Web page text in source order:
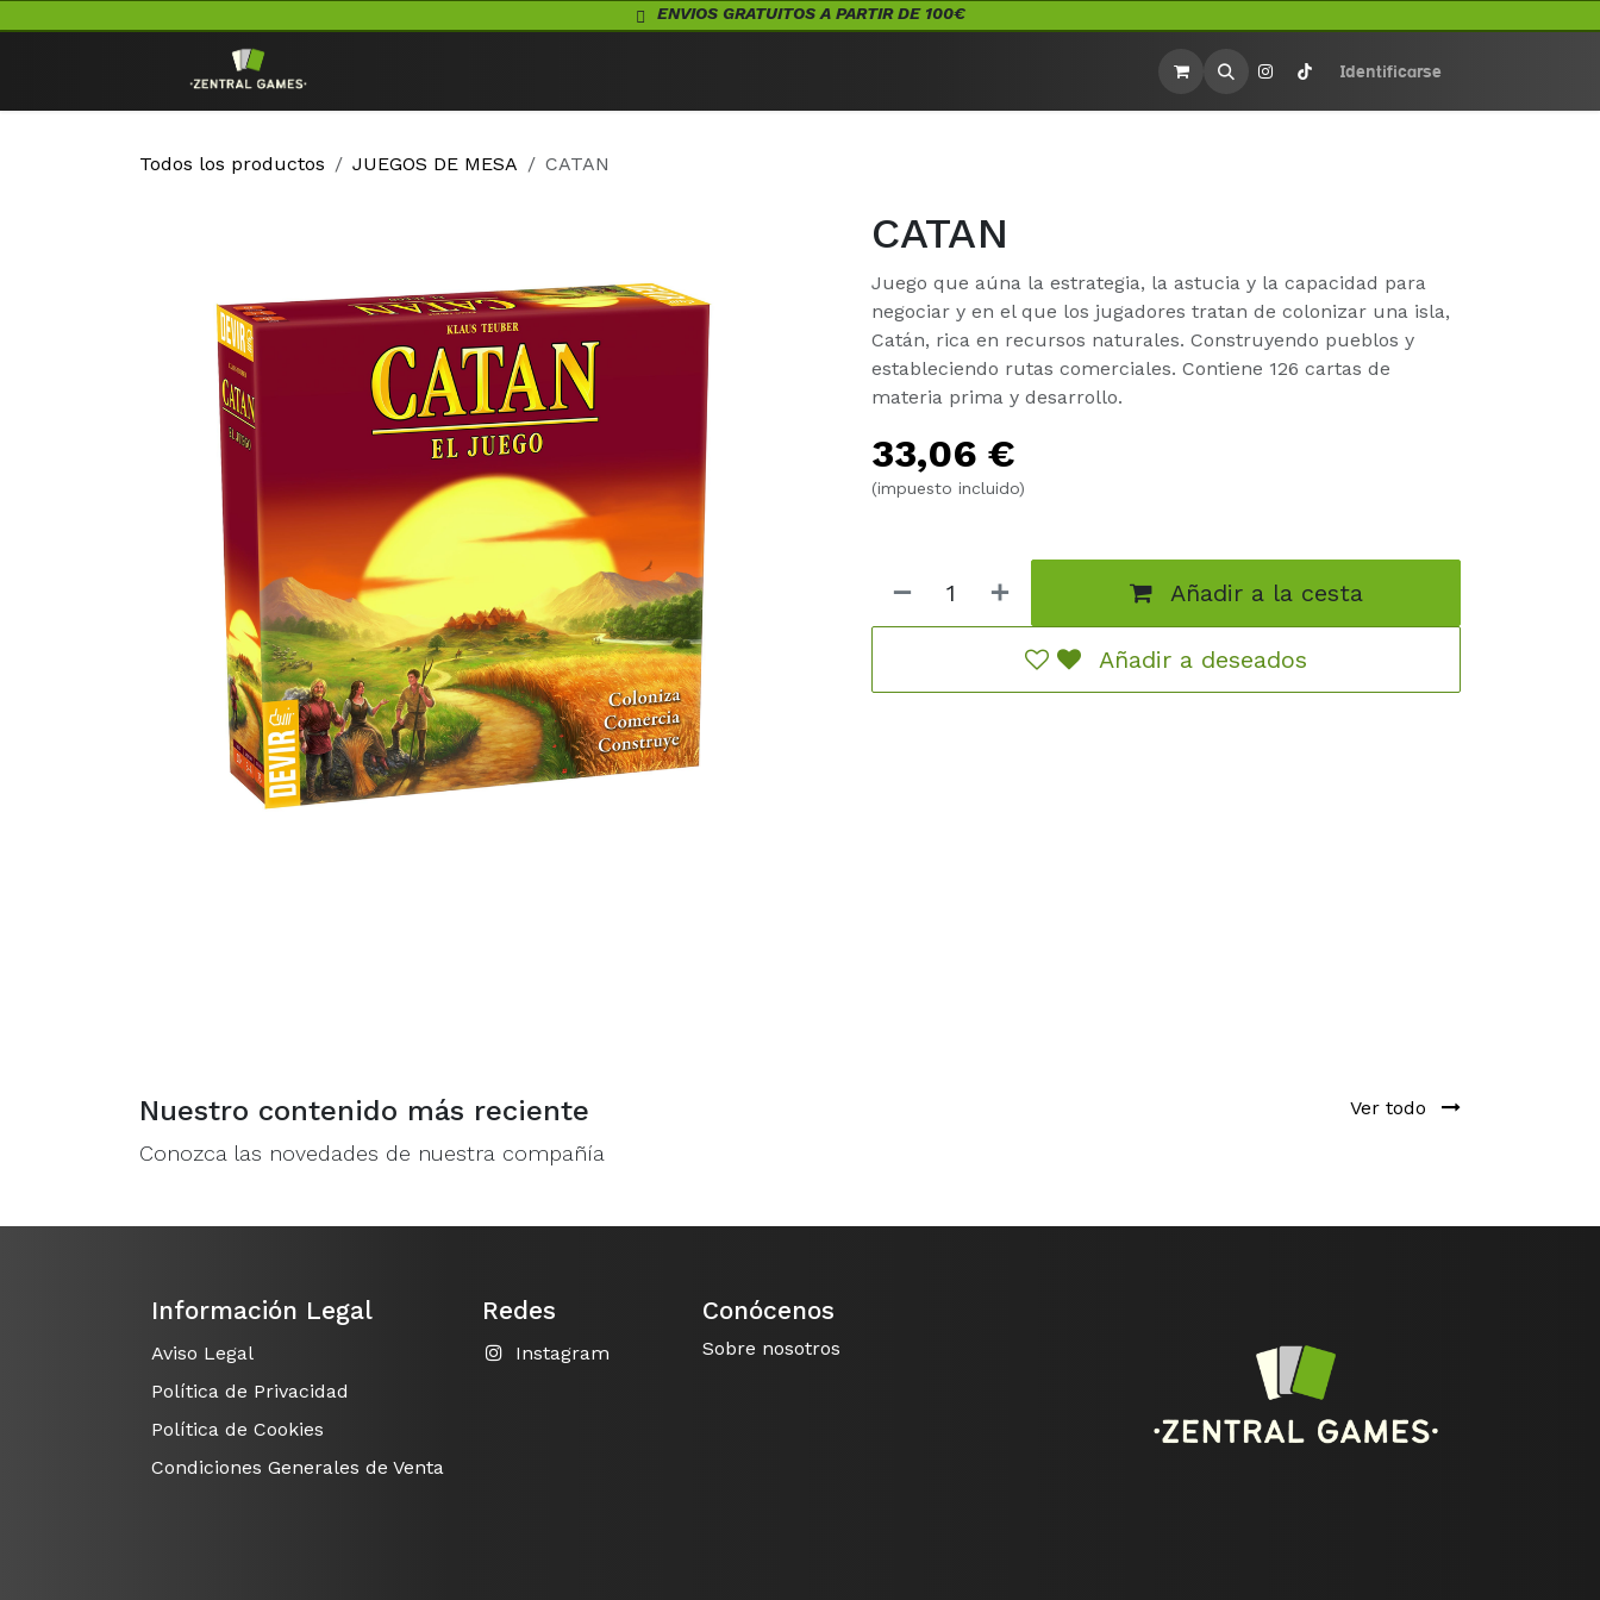
ENVIOS GRATUITOS A PARTIR DE 100€
Merchandasing Identificarse
Todos los productos JUEGOS DE MESA CATAN
CATAN
Juego que aúna la estrategia, la astucia y la capacidad para
negociar y en el que los jugadores tratan de colonizar una isla,
Catán, rica en recursos naturales. Construyendo pueblos y
estableciendo rutas comerciales. Contiene 126 cartas de
materia prima y desarrollo.
33,06 €
(impuesto incluido)
Añadir a la cesta
Añadir a deseados
Nuestro contenido más reciente
Conozca las novedades de nuestra compañía
Ver todo
Información Legal
Aviso Legal
Política de Privacidad
Política de Cookies
Condiciones Generales de Venta
Redes
Instagram
Conócenos
Sobre nosotros